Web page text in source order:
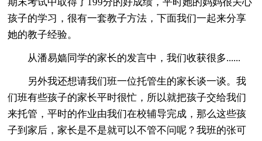
孩子的学习，很有一套教子方法，下面我们一起来分享
她的教子经验。
从潘易嫱同学的家长的发言中，我们收获很多......
另外我还想请我们班一位托管生的家长谈一谈。我
们班有些孩子的家长平时很忙，所以就把孩子交给我们
来托管，平时的作业由我们在校辅导完成，那么这些孩
子到家后，家长是不是就可以不管不问呢？我班的张可